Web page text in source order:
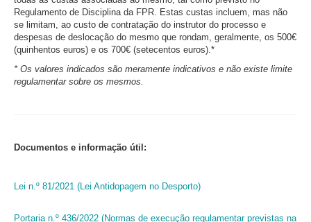
Regulamento de Disciplina da FPR. Estas custas incluem, mas não
se limitam, ao custo de contratação do instrutor do processo e
despesas de deslocação do mesmo que rondam, geralmente, os 500€
(quinhentos euros) e os 700€ (setecentos euros).*
* Os valores indicados são meramente indicativos e não existe limite
regulamentar sobre os mesmos.
Documentos e informação útil:
Lei n.º 81/2021 (Lei Antidopagem no Desporto)
Portaria n.º 436/2022 (Normas de execução regulamentar previstas na